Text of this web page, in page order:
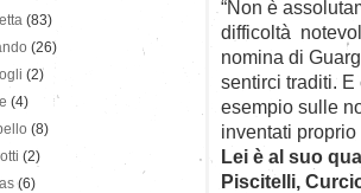
“Non è
difficoltà
nomina di
sentirci traditi.
esempio sulle
inventati
Lei è al suo
Piscitelli,
(83)
(26)
(2)
(4)
(8)
(2)
(6)